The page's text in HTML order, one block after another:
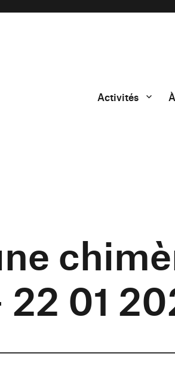
Activités
01